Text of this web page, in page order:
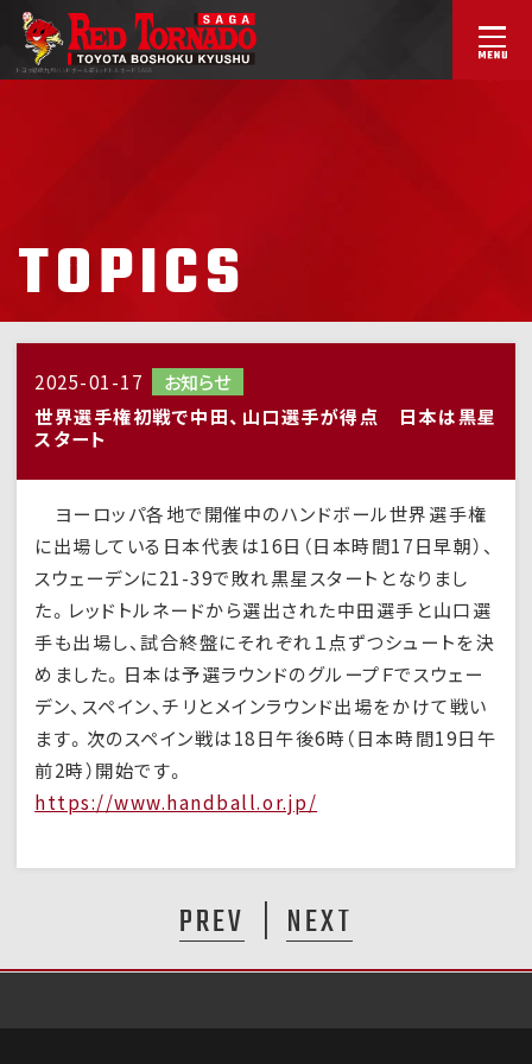
トヨタ紡織九州ハンドボール部レッドトルネードSAGA
TOPICS
2025-01-17
お知らせ
世界選手権初戦で中田、山口選手が得点 日本は黒星
スタート
ヨーロッパ各地で開催中のハンドボール世界選手権
に出場している日本代表は16日（日本時間17日早朝）、
スウェーデンに21-39で敗れ黒星スタートとなりまし
た。レッドトルネードから選出された中田選手と山口選
手も出場し、試合終盤にそれぞれ１点ずつシュートを決
めました。日本は予選ラウンドのグループＦでスウェー
デン、スペイン、チリとメインラウンド出場をかけて戦い
ます。次のスペイン戦は18日午後6時（日本時間19日午
前2時）開始です。
https://www.handball.or.jp/
PREV NEXT